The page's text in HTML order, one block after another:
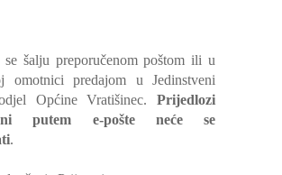
se šalju preporučenom poštom ili u
omotnici predajom u Jedinstveni
Općine Vratišinec. Prijedlozi
putem e-pošte neće se
.